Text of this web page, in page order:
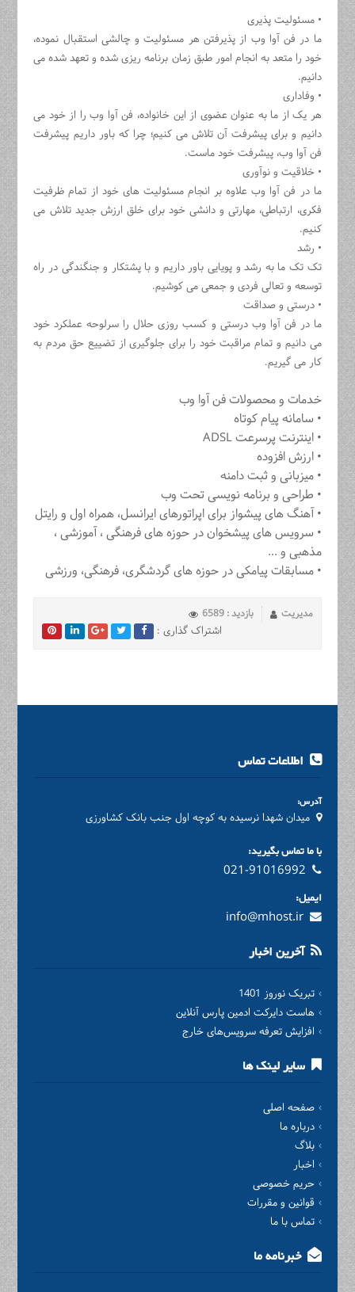
• مسئولیت پذیری
ما در فن آوا وب از پذیرفتن هر مسئولیت و چالشی استقبال نموده،
خود را متعد به انجام امور طبق زمان برنامه ریزی شده و تعهد شده می
دانیم.
• وفاداری
هر یک از ما به عنوان عضوی از این خانواده، فن آوا وب را از خود می
دانیم و برای پیشرفت آن تلاش می کنیم؛ چرا که باور داریم پیشرفت
فن آوا وب، پیشرفت خود ماست.
• خلاقیت و نوآوری
ما در فن آوا وب علاوه بر انجام مسئولیت های خود از تمام ظرفیت
فکری، ارتباطی، مهارتی و دانشی خود برای خلق ارزش جدید تلاش می
کنیم.
• رشد
تک تک ما به رشد و پویایی باور داریم و با پشتکار و جنگندگی در راه
توسعه و تعالی فردی و جمعی می کوشیم.
• درستی و صداقت
ما در فن آوا وب درستی و کسب روزی حلال را سرلوحه عملکرد خود
می دانیم و تمام مراقبت خود را برای جلوگیری از تضییع حق مردم به
کار می گیریم.
خدمات و محصولات فن آوا وب
• سامانه پیام کوتاه
• اینترنت پرسرعت ADSL
• ارزش افزوده
• میزبانی و ثبت دامنه
• طراحی و برنامه نویسی تحت وب
• آهنگ های پیشواز برای اپراتورهای ایرانسل، همراه اول و رایتل
• سرویس های پیشخوان در حوزه های فرهنگی ، آموزشی ،
مذهبی و ...
• مسابقات پیامکی در حوزه های گردشگری، فرهنگی، ورزشی
مدیریت بازدید : 6589
اشتراک گذاری :
اطلاعات تماس
آدرس:
میدان شهدا نرسیده به کوچه اول جنب بانک کشاورزی
با ما تماس بگیرید:
021-91016992
ایمیل:
info@mhost.ir
آخرین اخبار
تبریک نوروز 1401
هاست دایرکت ادمین پارس آنلاین
افزایش تعرفه سرویس‌های خارج
سایر لینک ها
صفحه اصلی
درباره ما
بلاگ
اخبار
حریم خصوصی
قوانین و مقررات
تماس با ما
خبرنامه ما